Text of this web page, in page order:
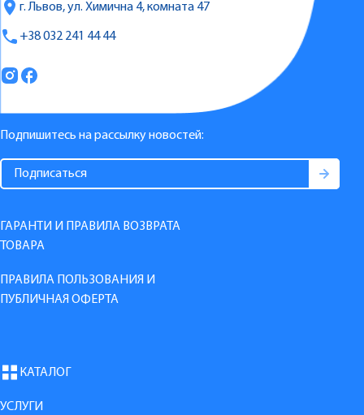
г. Львов, ул. Химична 4, комната 47
+38 032 241 44 44
Подпишитесь на рассылку новостей:
ГАРАНТИ И ПРАВИЛА ВОЗВРАТА
ТОВАРА
ПРАВИЛА ПОЛЬЗОВАНИЯ И
ПУБЛИЧНАЯ ОФЕРТА
КАТАЛОГ
УСЛУГИ